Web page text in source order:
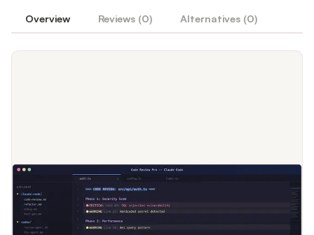
Overview Reviews (0) Alternatives (0)